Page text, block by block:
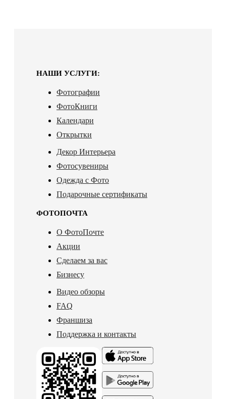
НАШИ УСЛУГИ:
Фотографии
ФотоКниги
Календари
Открытки
Декор Интерьера
Фотосувениры
Одежда с Фото
Подарочные сертификаты
ФОТОПОЧТА
О ФотоПочте
Акции
Сделаем за вас
Бизнесу
Видео обзоры
FAQ
Франшиза
Поддержка и контакты